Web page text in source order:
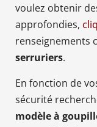
voulez obtenir
approfondies,
renseignements
serruriers.
En fonction de
sécurité
modèle à